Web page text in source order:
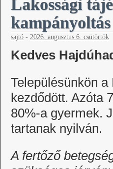
Lakossági
kampányoltás
sajtó - 2026. augusztus 6. csütörtök
Kedves
Településünkön
kezdődött. Azóta
80%-a gyermek.
tartanak nyilván.
A fertőző